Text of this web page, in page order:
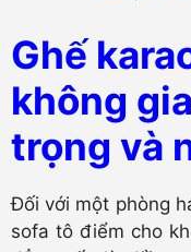
Ghế
không
trọng và
Đối với một phòng
sofa tô điểm cho